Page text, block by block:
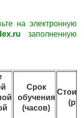
на электронную
заполненную
Срок
обучения
(часов)